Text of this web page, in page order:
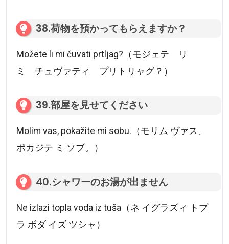
38.荷物を預かってもらえますか？
Možete li mi čuvati prtljag?（モジェテ リ
ミ チュヴァティ プリトリャグ？）
39.部屋を見せてください
Molim vas, pokažite mi sobu.（モリム ヴァス、
ポカジテ ミ ソブ。）
40.シャワーのお湯が出ません
Ne izlazi topla voda iz tuša（ネ イグラズィ トプ
ラ ボダ イズ ツシャ）